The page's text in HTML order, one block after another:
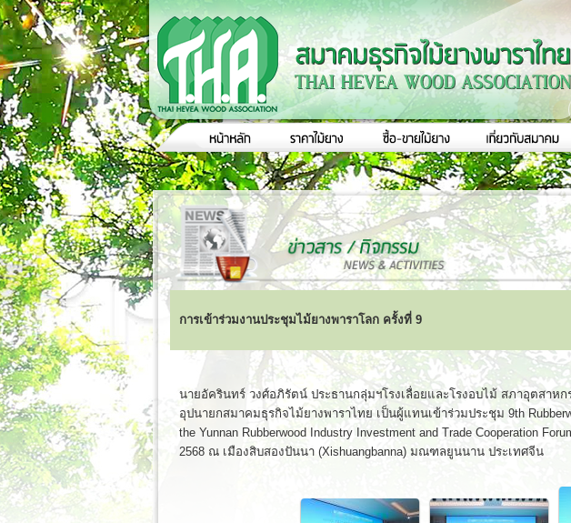
การเข้าร่วมงานประชุมไม้ยางพาราโลก ครั้งที่ 9
นายอัครินทร์ วงศ์อภิรัตน์ ประธานกลุ่มฯโรงเลื่อยและโรงอบไม้ สภาอุตสาห
อุปนายกสมาคมธุรกิจไม้ยางพาราไทย เป็นผู้แทนเข้าร่วมประชุม 9th
the Yunnan Rubberwood Industry Investment and Trade Cooperation
2568 ณ เมืองสิบสองปันนา (Xishuangbanna) มณฑลยูนนาน ประเทศจีน